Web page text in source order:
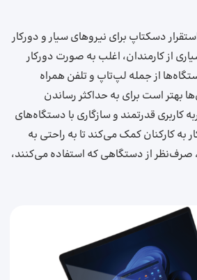
دسکتاپ برای نیروهای سیار و دورکار
از کارمندان، اغلب به‌ صورت دورکار
از جمله لپ‌تاپ و تلفن همراه
بهتر است برای به حداکثر رساندن
کاربری قدرتمند و سازگاری با دستگاه‌های
به کارکنان کمک می‌کند تا به‌ راحتی به
صرف‌نظر از دستگاهی که استفاده می‌کنند،